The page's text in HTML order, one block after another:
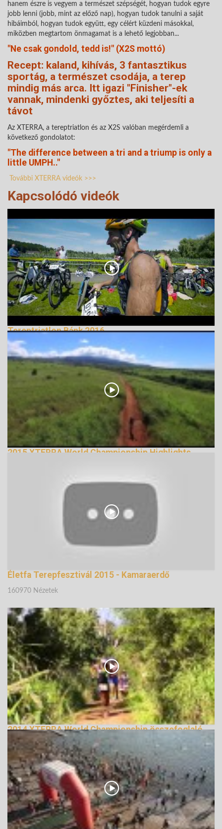
hanem észre is vegyem a természet szépségét, hogyan tudok egyre
jobb lenni (jobb, mint az előző nap), hogyan tudok tanulni a saját
hibáimból, hogyan tudok együtt, egy célért küzdeni másokkal,
miközben megtartom önmagamat is a lehető legjobban...
"Ne csak gondold, tedd is!" (X2S mottó)
Recept: kaland, kihívás, 3 fantasztikus
sportág, a természet csodája, a terep
mindig más arca. Itt igazi "Finisher"-ek
vannak, mindenki győztes, aki teljesíti a
távot
Az XTERRA, a tereptriatlon és az X2S valóban megérdemli a
következő gondolatot:
"The difference between a tri and a triump is only a
little UMPH.."
További XTERRA videók >>>
Kapcsolódó videók
Tereptriatlon Bánk 2016
179817 Nézetek
2015 XTERRA World Championship Highlights
Életfa Terepfesztivál 2015 - Kamaraerdő
160970 Nézetek
2014 XTERRA World Championship összefoglaló
159211 Nézetek